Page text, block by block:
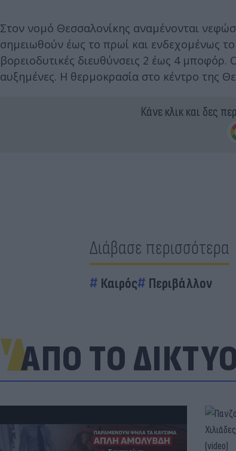
Στον νομό Θεσσαλονίκης αναμένονται
σημειωθούν έως το πρωί και ενδεχομένως
βορειοδυτικές διευθύνσεις 2 έως 4 μποφόρ.
αυξημένες. Η θερμοκρασία στο κέντρο της
Κάνε κλικ και δες
Διάβασε περισσότερα
Καιρός Περιβάλλον
ΑΠΟ ΤΟ